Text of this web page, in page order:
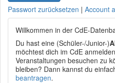
Passwort zurücksetzen | Account
Willkommen in der CdE-
Du hast eine (Schüler-/Junior-)
möchtest dich im CdE
Veranstaltungen besuchen zu
bleiben? Dann kannst du
beantragen.